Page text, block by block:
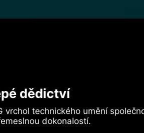
dědictví
technického umění
dokonalostí.